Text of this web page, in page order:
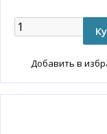
Добавить в